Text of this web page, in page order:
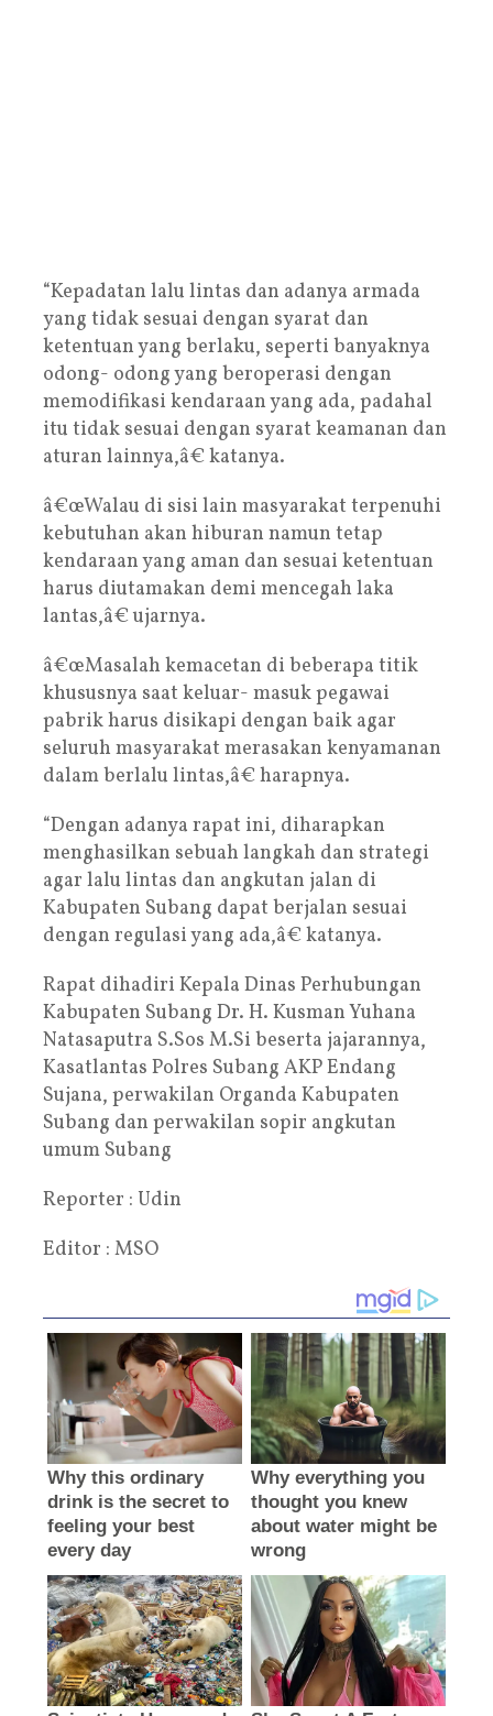
“Kepadatan lalu lintas dan adanya armada
yang tidak sesuai dengan syarat dan
ketentuan yang berlaku, seperti banyaknya
odong- odong yang beroperasi dengan
memodifikasi kendaraan yang ada, padahal
itu tidak sesuai dengan syarat keamanan dan
aturan lainnya,â€ katanya.
â€œWalau di sisi lain masyarakat terpenuhi
kebutuhan akan hiburan namun tetap
kendaraan yang aman dan sesuai ketentuan
harus diutamakan demi mencegah laka
lantas,â€ ujarnya.
â€œMasalah kemacetan di beberapa titik
khususnya saat keluar- masuk pegawai
pabrik harus disikapi dengan baik agar
seluruh masyarakat merasakan kenyamanan
dalam berlalu lintas,â€ harapnya.
“Dengan adanya rapat ini, diharapkan
menghasilkan sebuah langkah dan strategi
agar lalu lintas dan angkutan jalan di
Kabupaten Subang dapat berjalan sesuai
dengan regulasi yang ada,â€ katanya.
Rapat dihadiri Kepala Dinas Perhubungan
Kabupaten Subang Dr. H. Kusman Yuhana
Natasaputra S.Sos M.Si beserta jajarannya,
Kasatlantas Polres Subang AKP Endang
Sujana, perwakilan Organda Kabupaten
Subang dan perwakilan sopir angkutan
umum Subang
Reporter : Udin
Editor : MSO